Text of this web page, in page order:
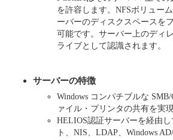
を許容します。NFSボリュー
ーバーのディスクスペースを
可能です。サーバー上のディ
ライブとして認識されます。
サーバーの特徴
Windows コンパチブルな
ァイル・プリンタの共有を実現
HELIOS認証サーバーを経由
ト、NIS、LDAP、Windows